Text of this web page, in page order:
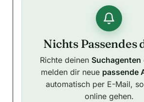
Nichts Passendes
Richte deinen Suchagenten
melden dir neue passende
automatisch per E-Mail,
online gehen.